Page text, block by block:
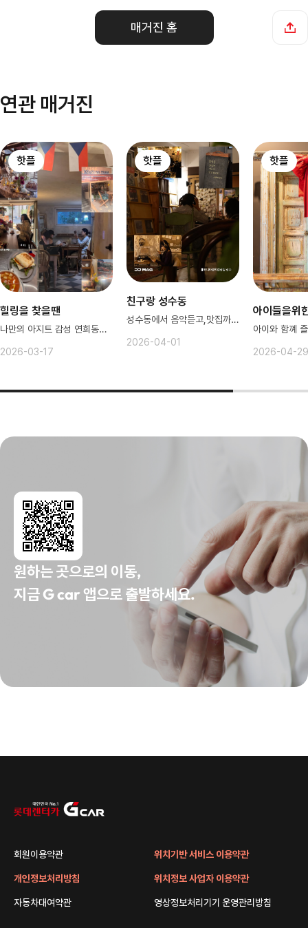
매거진 홈
연관 매거진
핫플
힐링을 찾을땐
나만의 아지트 감성 연희동에서 충전!
2026-03-17
핫플
친구랑 성수동
성수동에서 음악듣고,맛집까지 ㄱㄱ
2026-04-01
핫플
아이들을위
2026-04-29
원하는 곳으로의 이동,
지금 G car 앱으로 출발하세요.
회원이용약관
개인정보처리방침
자동차대여약관
위치기반 서비스 이용약관
위치정보 사업자 이용약관
영상정보처리기기 운영관리방침